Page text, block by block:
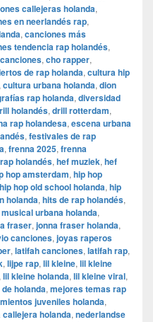
callejeras holanda,
en neerlandés rap,
, canciones más
tendencia rap holandés,
, cho rapper,
de rap holanda, cultura hip
cultura urbana holanda, dion
rap holanda, diversidad
holandés, drill rotterdam,
rap holandesa, escena urbana
, festivales de rap
, frenna 2025, frenna
holandés, hef muziek, hef
hop amsterdam, hip hop
hip hop old school holanda, hip
holanda, hits de rap holandés,
urbana holanda,
fraser, jonna fraser holanda,
canciones, joyas raperos
, latifah canciones, latifah rap,
, lijpe rap, lil kleine, lil kleine
lil kleine holanda, lil kleine viral,
holanda, mejores temas rap
juveniles holanda,
holanda, nederlandse